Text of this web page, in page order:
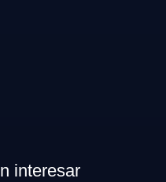
interesar